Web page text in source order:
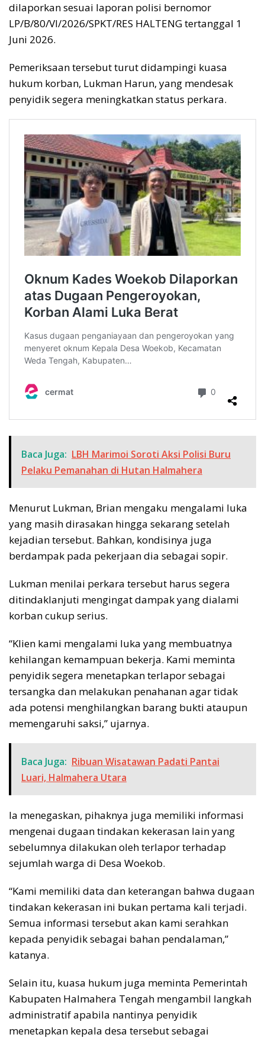
dilaporkan sesuai laporan polisi bernomor
LP/B/80/VI/2026/SPKT/RES HALTENG tertanggal 1
Juni 2026.
Pemeriksaan tersebut turut didampingi kuasa
hukum korban, Lukman Harun, yang mendesak
penyidik segera meningkatkan status perkara.
Baca Juga: LBH Marimoi Soroti Aksi Polisi Buru
Pelaku Pemanahan di Hutan Halmahera
Menurut Lukman, Brian mengaku mengalami luka
yang masih dirasakan hingga sekarang setelah
kejadian tersebut. Bahkan, kondisinya juga
berdampak pada pekerjaan dia sebagai sopir.
Lukman menilai perkara tersebut harus segera
ditindaklanjuti mengingat dampak yang dialami
korban cukup serius.
“Klien kami mengalami luka yang membuatnya
kehilangan kemampuan bekerja. Kami meminta
penyidik segera menetapkan terlapor sebagai
tersangka dan melakukan penahanan agar tidak
ada potensi menghilangkan barang bukti ataupun
memengaruhi saksi,” ujarnya.
Baca Juga: Ribuan Wisatawan Padati Pantai
Luari, Halmahera Utara
Ia menegaskan, pihaknya juga memiliki informasi
mengenai dugaan tindakan kekerasan lain yang
sebelumnya dilakukan oleh terlapor terhadap
sejumlah warga di Desa Woekob.
“Kami memiliki data dan keterangan bahwa dugaan
tindakan kekerasan ini bukan pertama kali terjadi.
Semua informasi tersebut akan kami serahkan
kepada penyidik sebagai bahan pendalaman,”
katanya.
Selain itu, kuasa hukum juga meminta Pemerintah
Kabupaten Halmahera Tengah mengambil langkah
administratif apabila nantinya penyidik
menetapkan kepala desa tersebut sebagai